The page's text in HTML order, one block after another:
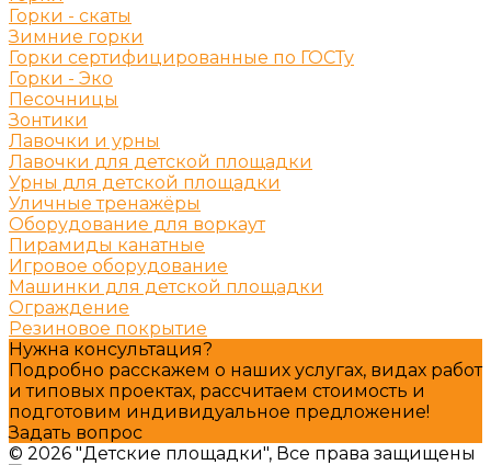
Горки - скаты
Зимние горки
Горки сертифицированные по ГОСТу
Горки - Эко
Песочницы
Зонтики
Лавочки и урны
Лавочки для детской площадки
Урны для детской площадки
Уличные тренажёры
Оборудование для воркаут
Пирамиды канатные
Игровое оборудование
Машинки для детской площадки
Ограждение
Резиновое покрытие
Нужна консультация?
Подробно расскажем о наших услугах, видах работ
и типовых проектах, рассчитаем стоимость и
подготовим индивидуальное предложение!
Задать вопрос
© 2026 "Детские площадки", Все права защищены